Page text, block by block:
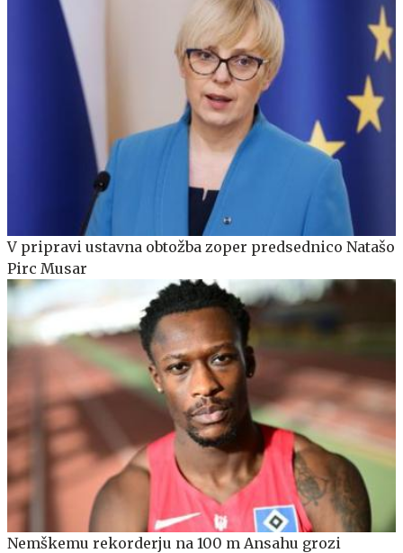
V pripravi ustavna obtožba zoper predsednico Natašo
Pirc Musar
Nemškemu rekorderju na 100 m Ansahu grozi